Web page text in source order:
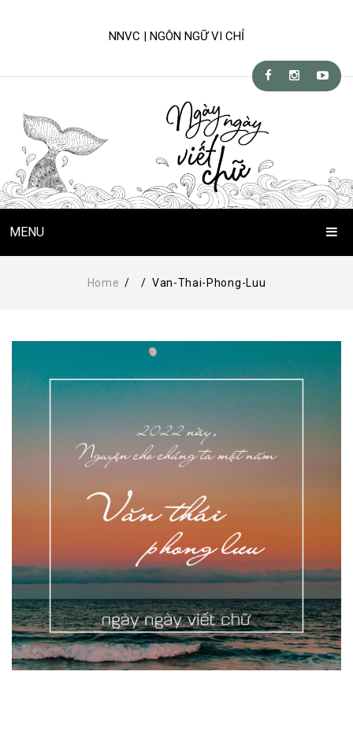
NNVC | NGÔN NGỮ VI CHỈ
MENU
Kỹ-nghệ viết
Dùng từ đặt câu
Cổ mỹ từ
Ngòi bút người xưa
Người Việt với tiếng Việt
Sự Kiện Chữ
Sách Chữ viết
Sách Chữ đọc
Home / / Van-Thai-Phong-Luu